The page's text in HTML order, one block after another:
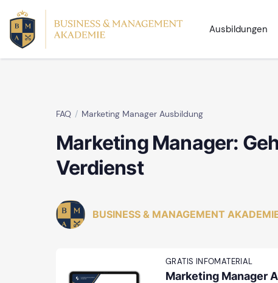
Ausbildungen
FAQ Marketing Manager Ausbildung
Marketing Manager:
Verdienst
BUSINESS & MANAGEMENT
GRATIS INFOMATERIAL
Marketing Manager